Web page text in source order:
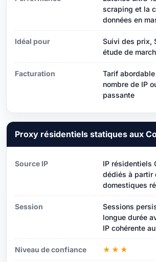
scraping et la
données en
Idéal pour
Suivi des prix,
étude de
Facturation
Tarif
nombre de IP
passante
Proxy résidentiels statiques aux
Source IP
IP résidentiels
dédiés à partir
domestiques
Session
Sessions
longue durée
IP cohérente
Niveau de confiance ★★★